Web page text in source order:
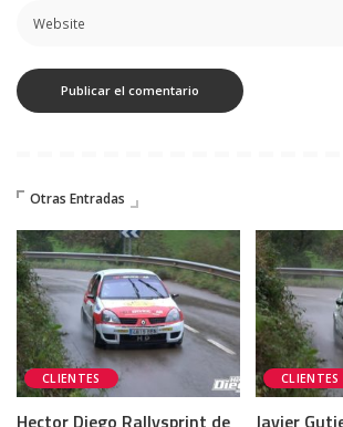
Otras Entradas
CLIENTES CLIENTES